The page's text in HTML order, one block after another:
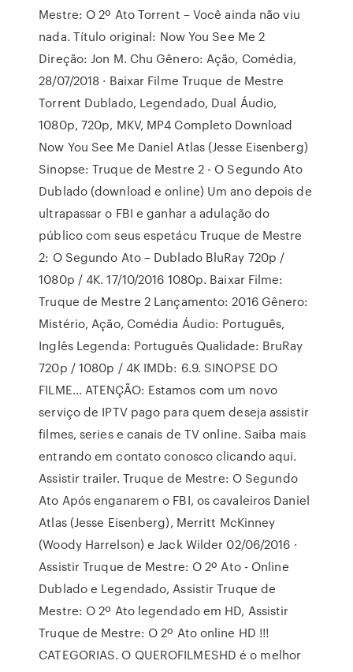
Mestre: O 2º Ato Torrent – Você ainda não viu
nada. Título original: Now You See Me 2
Direção: Jon M. Chu Gênero: Ação, Comédia,
28/07/2018 · Baixar Filme Truque de Mestre
Torrent Dublado, Legendado, Dual Áudio,
1080p, 720p, MKV, MP4 Completo Download
Now You See Me Daniel Atlas (Jesse Eisenberg)
Sinopse: Truque de Mestre 2 - O Segundo Ato
Dublado (download e online) Um ano depois de
ultrapassar o FBI e ganhar a adulação do
público com seus espetácu Truque de Mestre
2: O Segundo Ato – Dublado BluRay 720p /
1080p / 4K. 17/10/2016 1080p. Baixar Filme:
Truque de Mestre 2 Lançamento: 2016 Gênero:
Mistério, Ação, Comédia Áudio: Português,
Inglês Legenda: Português Qualidade: BruRay
720p / 1080p / 4K IMDb: 6.9. SINOPSE DO
FILME… ATENÇÃO: Estamos com um novo
serviço de IPTV pago para quem deseja assistir
filmes, series e canais de TV online. Saiba mais
entrando em contato conosco clicando aqui.
Assistir trailer. Truque de Mestre: O Segundo
Ato Após enganarem o FBI, os cavaleiros Daniel
Atlas (Jesse Eisenberg), Merritt McKinney
(Woody Harrelson) e Jack Wilder 02/06/2016 ·
Assistir Truque de Mestre: O 2º Ato - Online
Dublado e Legendado, Assistir Truque de
Mestre: O 2º Ato legendado em HD, Assistir
Truque de Mestre: O 2º Ato online HD !!!
CATEGORIAS. O QUEROFILMESHD é o melhor